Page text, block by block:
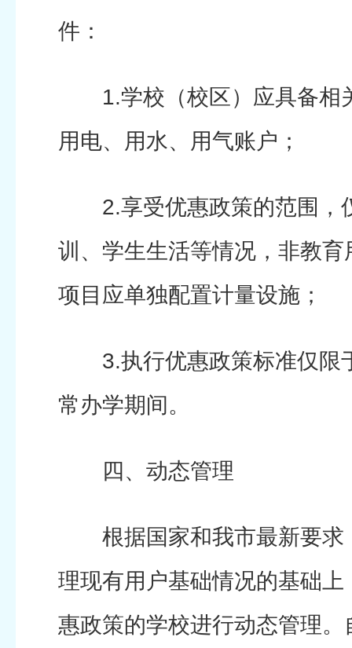
件：
1.学校（校区）应具备相
用电、用水、用气账户；
2.享受优惠政策的范围，
训、学生生活等情况，非教
项目应单独配置计量设施；
3.执行优惠政策标准仅限
常办学期间。
四、动态管理
根据国家和我市最新要求
理现有用户基础情况的基础
惠政策的学校进行动态管理